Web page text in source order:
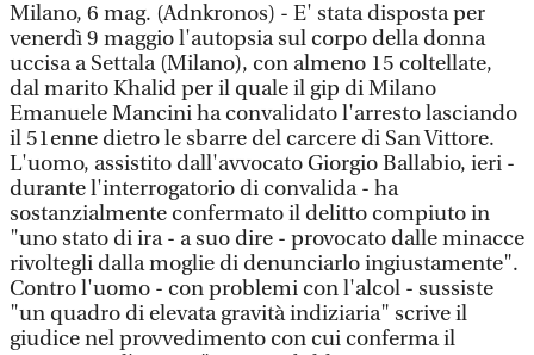
Milano, 6 mag. (Adnkronos) - E' stata disposta per
venerdì 9 maggio l'autopsia sul corpo della donna
uccisa a Settala (Milano), con almeno 15 coltellate,
dal marito Khalid per il quale il gip di Milano
Emanuele Mancini ha convalidato l'arresto lasciando
il 51enne dietro le sbarre del carcere di San Vittore.
L'uomo, assistito dall'avvocato Giorgio Ballabio, ieri -
durante l'interrogatorio di convalida - ha
sostanzialmente confermato il delitto compiuto in
"uno stato di ira - a suo dire - provocato dalle minacce
rivoltegli dalla moglie di denunciarlo ingiustamente".
Contro l'uomo - con problemi con l'alcol - sussiste
"un quadro di elevata gravità indiziaria" scrive il
giudice nel provvedimento con cui conferma il